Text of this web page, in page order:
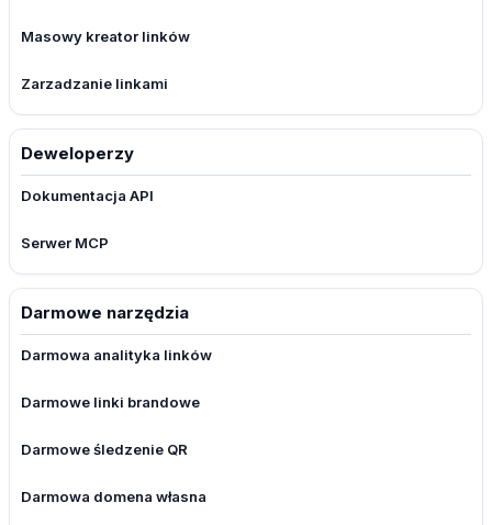
Masowy kreator linków
Zarzadzanie linkami
Deweloperzy
Dokumentacja API
Serwer MCP
Darmowe narzędzia
Darmowa analityka linków
Darmowe linki brandowe
Darmowe śledzenie QR
Darmowa domena własna